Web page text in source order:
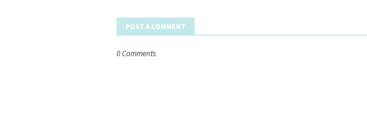
POST A COMMENT
0 Comments